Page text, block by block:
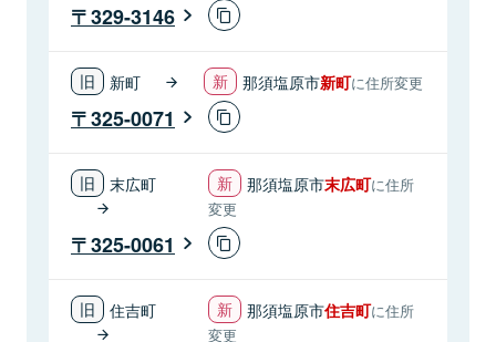
329-3146
新町 那須塩原市新町に住所変更
325-0071
末広町 那須塩原市末広町に住所
変更
325-0061
住吉町 那須塩原市住吉町に住所
変更